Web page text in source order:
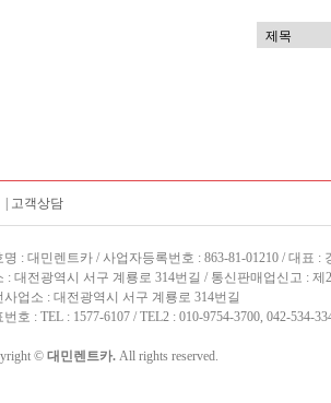
고객상담
명 : 대민렌트카 / 사업자등록번호 : 863-81-01210 / 대표 :
: 대전광역시 서구 계룡로 314번길 / 통신판매업신고 : 제
사업소 : 대전광역시 서구 계룡로 314번길
호 : TEL : 1577-6107 / TEL2 : 010-9754-3700, 042-534-
© 대민렌트카. All rights reserved.